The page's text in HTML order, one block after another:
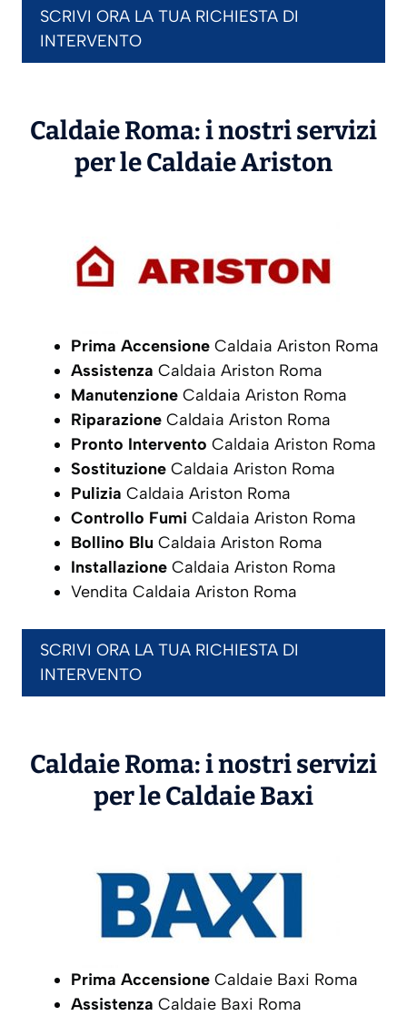
SCRIVI ORA LA TUA RICHIESTA DI
INTERVENTO
Caldaie Roma: i nostri servizi
per le CaldaieAriston
Prima Accensione Caldaia Ariston Roma
Assistenza Caldaia Ariston Roma
Manutenzione Caldaia Ariston Roma
Riparazione Caldaia Ariston Roma
Pronto Intervento Caldaia Ariston Roma
Sostituzione Caldaia Ariston Roma
Pulizia Caldaia Ariston Roma
Controllo Fumi Caldaia Ariston Roma
Bollino Blu Caldaia Ariston Roma
Installazione Caldaia Ariston Roma
Vendita Caldaia Ariston Roma
SCRIVI ORA LA TUA RICHIESTA DI
INTERVENTO
Caldaie Roma: i nostri servizi
per le CaldaieBaxi
Prima Accensione Caldaie Baxi Roma
Assistenza Caldaie Baxi Roma